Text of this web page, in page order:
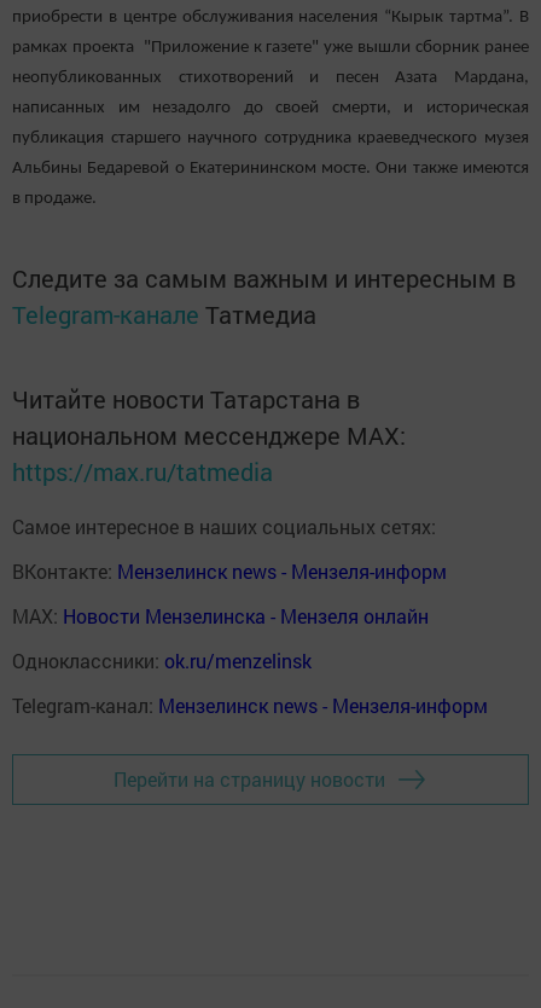
приобрести в центре обслуживания населения “Кырык тартма”. В
рамках проекта "Приложение к газете" уже вышли сборник ранее
неопубликованных стихотворений и песен Азата Мардана,
написанных им незадолго до своей смерти, и историческая
публикация старшего научного сотрудника краеведческого музея
Альбины Бедаревой о Екатерининском мосте. Они также имеются
в продаже.
Следите за самым важным и интересным в
Telegram-канале Татмедиа
Читайте новости Татарстана в
национальном мессенджере MАХ:
https://max.ru/tatmedia
Самое интересное в наших социальных сетях:
ВКонтакте: Мензелинск news - Мензеля-информ
MAX: Новости Мензелинска - Мензеля онлайн
Одноклассники: ok.ru/menzelinsk
Telegram-канал: Мензелинск news - Мензеля-информ
Перейти на страницу новости